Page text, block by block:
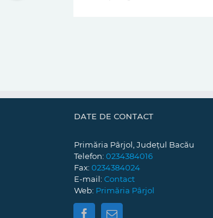
DATE DE CONTACT
Primăria Pârjol, Județul Bacău
Telefon: 0234384016
Fax: 0234384024
E-mail: Contact
Web: Primăria Pârjol